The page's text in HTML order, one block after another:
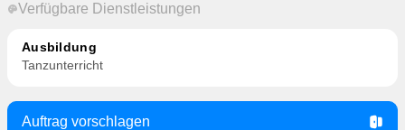
Verfügbare Dienstleistungen
Ausbildung
Tanzunterricht
Auftrag vorschlagen